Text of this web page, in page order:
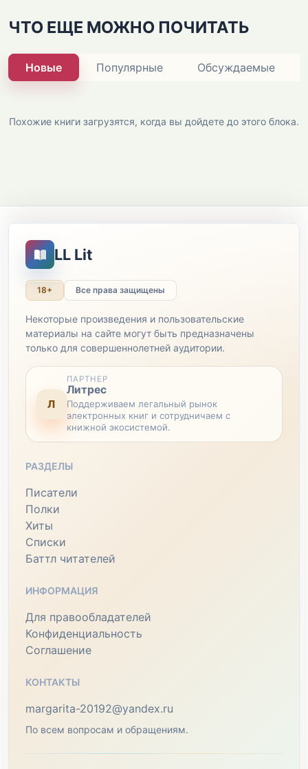
ЧТО ЕЩЕ МОЖНО ПОЧИТАТЬ
Новые Популярные Обсуждаемые
Похожие книги загрузятся, когда вы дойдете до этого блока.
LL Lit
18+ Все права защищены
Некоторые произведения и пользовательские
материалы на сайте могут быть предназначены
только для совершеннолетней аудитории.
Л
ПАРТНЕР
Литрес
Поддерживаем легальный рынок
электронных книг и сотрудничаем с
книжной экосистемой.
РАЗДЕЛЫ
Писатели
Полки
Хиты
Списки
Баттл читателей
ИНФОРМАЦИЯ
Для правообладателей
Конфиденциальность
Соглашение
КОНТАКТЫ
margarita-20192@yandex.ru
По всем вопросам и обращениям.